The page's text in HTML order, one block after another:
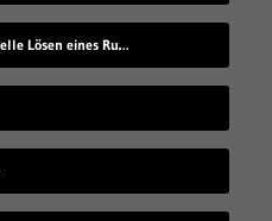
Mike Boyd lernt das schnelle Lösen eines Rubik’s Cube